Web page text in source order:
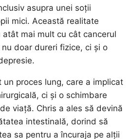
asupra unei soții
mici. Această realitate
mai mult cu cât cancerul
doar dureri fizice, ci și o
un proces lung, care a implicat
ci și o schimbare
viață. Chris a ales să devină
intestinală, dorind să
sa pentru a încuraja pe alții